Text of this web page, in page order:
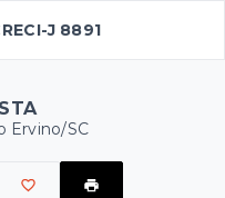
J 8891
Ervino/SC